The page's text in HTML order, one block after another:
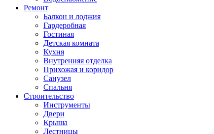
Ремонт
Балкон и лоджия
Гардеробная
Гостиная
Детская комната
Кухня
Внутренняя отделка
Прихожая и коридор
Санузел
Спальня
Строительство
Инструменты
Двери
Крыша
Лестницы